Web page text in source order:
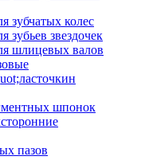
зубчатых колес
зубьев звездочек
шлицевых валов
шпонок
пазов